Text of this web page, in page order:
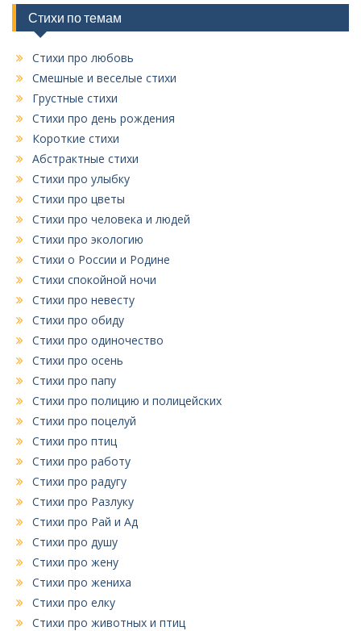
к
Стихи по темам
Стихи про любовь
Смешные и веселые стихи
Грустные стихи
Стихи про день рождения
Короткие стихи
Абстрактные стихи
Стихи про улыбку
Стихи про цветы
Стихи про человека и людей
Стихи про экологию
Стихи о России и Родине
Стихи спокойной ночи
Стихи про невесту
Стихи про обиду
Стихи про одиночество
Стихи про осень
Стихи про папу
Стихи про полицию и полицейских
Стихи про поцелуй
Стихи про птиц
Стихи про работу
Стихи про радугу
Стихи про Разлуку
Стихи про Рай и Ад
Стихи про душу
Стихи про жену
Стихи про жениха
Стихи про елку
Стихи про животных и птиц